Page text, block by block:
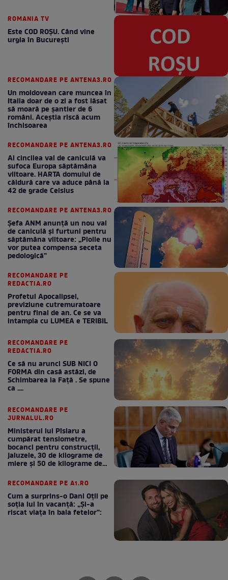
ROMANIA TV
Este COD ROŞU. Când vine
urgia în Bucureşti
RECOMANDARE PE ANTENA3.RO
Un moldovean care muncea în
Italia doar de o zi a fost lăsat
să moară pe şantier de 6
români. Aceștia riscă acum
închisoarea
RECOMANDARE PE ANTENA3.RO
Al cincilea val de caniculă va
sufoca Europa săptămâna
viitoare. HARTA domului de
căldură care va aduce până la
42 de grade Celsius
RECOMANDARE PE ANTENA3.RO
Șefa ANM anunță un nou val
de caniculă și furtuni pentru
săptămâna viitoare: „Ploile nu
vor putea compensa seceta
pedologică”
RECOMANDARE PE
REDACTIA.RO
Profetul Apocalipsei,
previziune cutremuratoare
pentru final de an. Ce se va
intampla cu LUMEA e TERIBIL
RECOMANDARE PE
REDACTIA.RO
Ce să nu arunci SUB NICI O
FORMA din casă astăzi, de
Schimbarea la Față . Se spune
ca ....
RECOMANDARE PE
JURNALUL.RO
Ministerul lui Pîslaru a
cumpărat tensiometre,
bocanci pentru construcții,
jaluzele, 30 de kilograme de
miere și 50 de kilograme de
RECOMANDARE PE A1.RO
Cum a surprins-o Dani Oțil pe
soția lui în vacanță: „Și-a
riscat viața în baia fetelor”: